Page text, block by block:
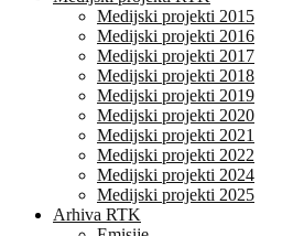
Medijski projekti 2015
Medijski projekti 2016
Medijski projekti 2017
Medijski projekti 2018
Medijski projekti 2019
Medijski projekti 2020
Medijski projekti 2021
Medijski projekti 2022
Medijski projekti 2024
Medijski projekti 2025
Arhiva RTK